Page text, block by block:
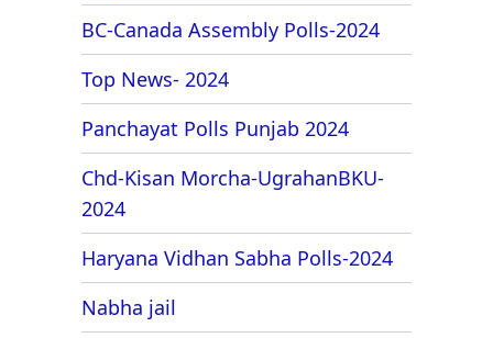
BC-Canada Assembly Polls-2024
Top News- 2024
Panchayat Polls Punjab 2024
Chd-Kisan Morcha-UgrahanBKU-
2024
Haryana Vidhan Sabha Polls-2024
Nabha jail